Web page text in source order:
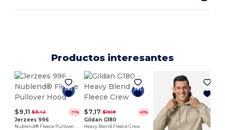
Productos interesantes
$9,11 $31,42 -71%
Jerzees 996
Nublend® Fleece Pullover Hood
$7,17 $19,18 -63%
Gildan G180
Heavy Blend Fleece Crew